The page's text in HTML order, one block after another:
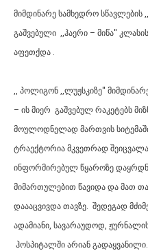
მიმდინარე სამხედრო
გაშვებული ,,ჰაერი – მიწა''
აფეთქდა .
,, პოლიგონ ,,ლუჟსკიზე''
– ის მიერ გაშვებულ რაკეტებს
მოულოდნელად მართვის
ტრაექტორია მკვეთრად
ინფორმირებულ წყაროზე
მიმართულებით წავიდა და მათ
დაააცვივდა თავზე. შედეგად
ადამიანი, სავარაუდოდ,
ჰოსპიტალში არიან